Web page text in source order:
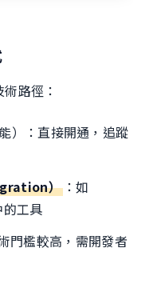
路徑：
能）：直接開通，追蹤
）：如
工具
門檻較高，需開發者